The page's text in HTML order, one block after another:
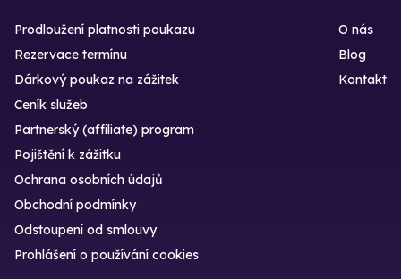
Prodloužení platnosti poukazu
Rezervace termínu
Dárkový poukaz na zážitek
O nás
Blog
Kontakt
Ceník služeb
Partnerský (affiliate) program
Pojištění k zážitku
Ochrana osobních údajů
Obchodní podmínky
Odstoupení od smlouvy
Prohlášení o používání cookies